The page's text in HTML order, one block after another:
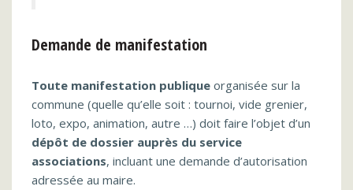
Demande de manifestation
Toute manifestation publique organisée sur la
commune (quelle qu’elle soit : tournoi, vide grenier,
loto, expo, animation, autre …) doit faire l’objet d’un
dépôt de dossier auprès du service
associations, incluant une demande d’autorisation
adressée au maire.